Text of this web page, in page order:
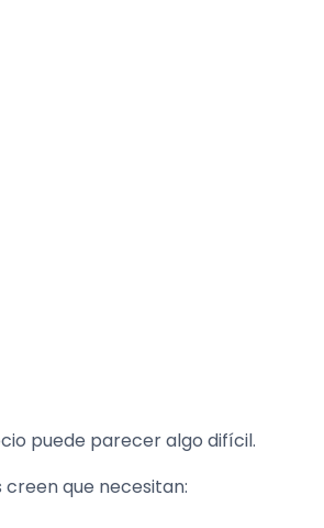
puede parecer algo difícil.
creen que necesitan: